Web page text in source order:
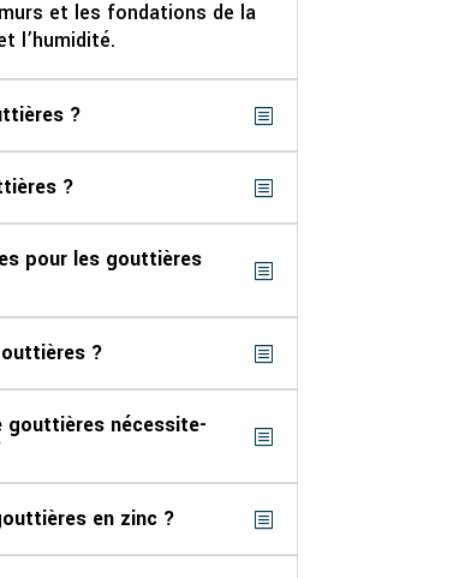
et les fondations de la
l’humidité.
?
?
pour les gouttières
?
gouttières nécessite-
en zinc ?